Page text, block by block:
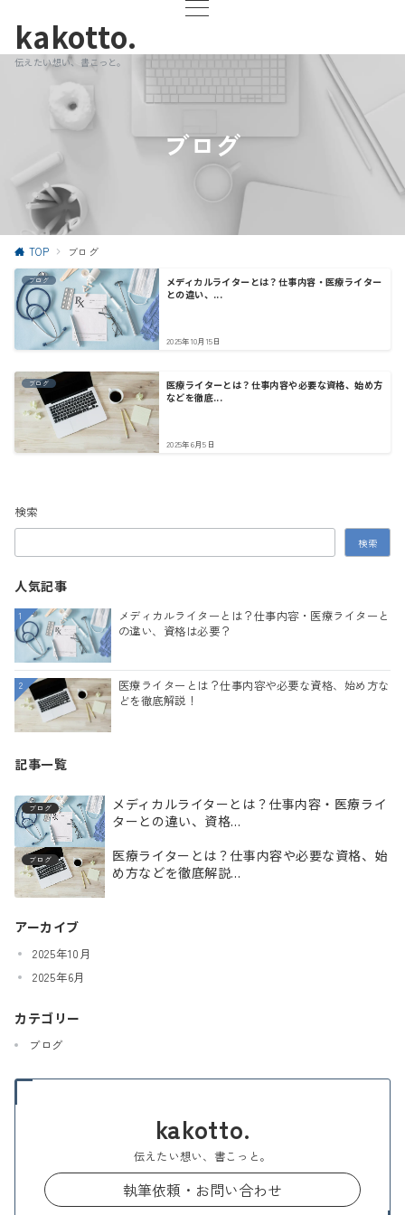
kakotto.
伝えたい想い、書こっと。
ブログ
TOP ブログ
ブログ
メディカルライターとは？仕事内容・医療ライター
との違い、...
2025年10月15日
ブログ
医療ライターとは？仕事内容や必要な資格、始め方
などを徹底...
2025年6月5日
検索
検索
人気記事
1
メディカルライターとは？仕事内容・医療ライターと
の違い、資格は必要？
2
医療ライターとは？仕事内容や必要な資格、始め方な
どを徹底解説！
記事一覧
ブログ
メディカルライターとは？仕事内容・医療ライ
ターとの違い、資格...
ブログ
医療ライターとは？仕事内容や必要な資格、始
め方などを徹底解説...
アーカイブ
2025年10月
2025年6月
カテゴリー
ブログ
kakotto.
伝えたい想い、書こっと。
執筆依頼・お問い合わせ